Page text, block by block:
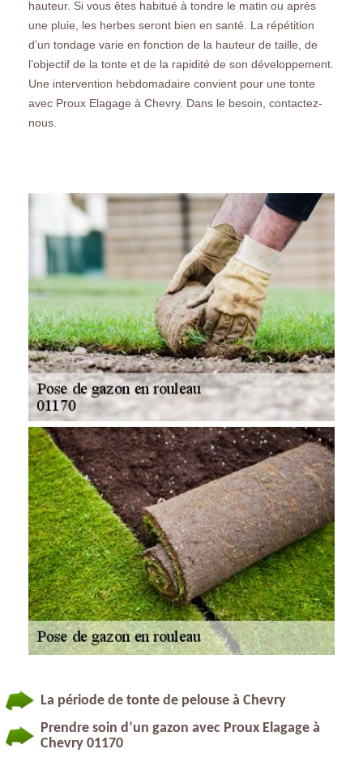
hauteur. Si vous êtes habitué à tondre le matin ou après
une pluie, les herbes seront bien en santé. La répétition
d’un tondage varie en fonction de la hauteur de taille, de
l’objectif de la tonte et de la rapidité de son développement.
Une intervention hebdomadaire convient pour une tonte
avec Proux Elagage à Chevry. Dans le besoin, contactez-
nous.
La période de tonte de pelouse à Chevry
Prendre soin d’un gazon avec Proux Elagage à
Chevry 01170